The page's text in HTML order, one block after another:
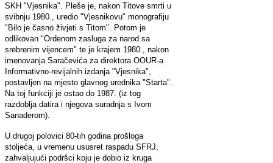
SKH "Vjesnika". Pleše je, nakon Titove smrti u
svibnju 1980., uredio "Vjesnikovu" monografiju
"Bilo je časno živjeti s Titom". Potom je
odlikovan "Ordenom zasluga za narod sa
srebrenim vijencem" te je krajem 1980., nakon
imenovanja Saračevića za direktora OOUR-a
Informativno-revijalnih izdanja "Vjesnika",
postavljen na mjesto glavnog urednika "Starta".
Na toj funkciji je ostao do 1987. (iz tog
razdoblja datira i njegova suradnja s Ivom
Sanaderom).
U drugoj polovici 80-tih godina prošloga
stoljeća, u vremenu ususret raspadu SFRJ,
zahvaljujući podršci koju je dobio iz kruga